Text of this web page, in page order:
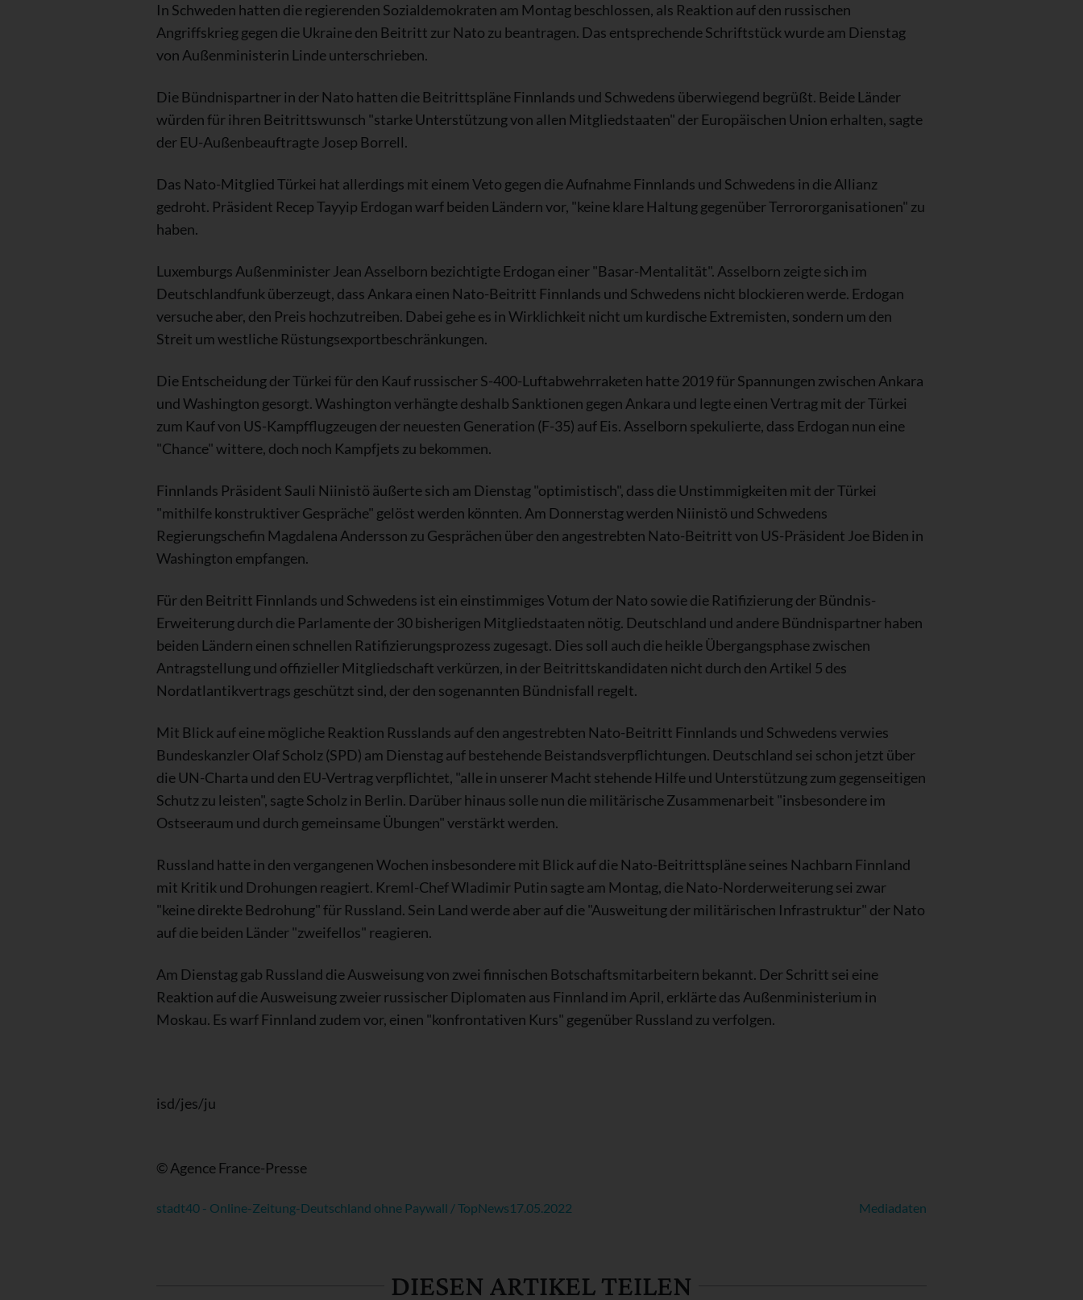
In Schweden hatten die regierenden Sozialdemokraten am Montag beschlossen, als Reaktion auf den russischen
Angriffskrieg gegen die Ukraine den Beitritt zur Nato zu beantragen. Das entsprechende Schriftstück wurde am Dienstag
von Außenministerin Linde unterschrieben.
Die Bündnispartner in der Nato hatten die Beitrittspläne Finnlands und Schwedens überwiegend begrüßt. Beide Länder
würden für ihren Beitrittswunsch "starke Unterstützung von allen Mitgliedstaaten" der Europäischen Union erhalten, sagte
der EU-Außenbeauftragte Josep Borrell.
Das Nato-Mitglied Türkei hat allerdings mit einem Veto gegen die Aufnahme Finnlands und Schwedens in die Allianz
gedroht. Präsident Recep Tayyip Erdogan warf beiden Ländern vor, "keine klare Haltung gegenüber Terrororganisationen" zu
haben.
Luxemburgs Außenminister Jean Asselborn bezichtigte Erdogan einer "Basar-Mentalität". Asselborn zeigte sich im
Deutschlandfunk überzeugt, dass Ankara einen Nato-Beitritt Finnlands und Schwedens nicht blockieren werde. Erdogan
versuche aber, den Preis hochzutreiben. Dabei gehe es in Wirklichkeit nicht um kurdische Extremisten, sondern um den
Streit um westliche Rüstungsexportbeschränkungen.
Die Entscheidung der Türkei für den Kauf russischer S-400-Luftabwehrraketen hatte 2019 für Spannungen zwischen Ankara
und Washington gesorgt. Washington verhängte deshalb Sanktionen gegen Ankara und legte einen Vertrag mit der Türkei
zum Kauf von US-Kampfflugzeugen der neuesten Generation (F-35) auf Eis. Asselborn spekulierte, dass Erdogan nun eine
"Chance" wittere, doch noch Kampfjets zu bekommen.
Finnlands Präsident Sauli Niinistö äußerte sich am Dienstag "optimistisch", dass die Unstimmigkeiten mit der Türkei
"mithilfe konstruktiver Gespräche" gelöst werden könnten. Am Donnerstag werden Niinistö und Schwedens
Regierungschefin Magdalena Andersson zu Gesprächen über den angestrebten Nato-Beitritt von US-Präsident Joe Biden in
Washington empfangen.
Für den Beitritt Finnlands und Schwedens ist ein einstimmiges Votum der Nato sowie die Ratifizierung der Bündnis-
Erweiterung durch die Parlamente der 30 bisherigen Mitgliedstaaten nötig. Deutschland und andere Bündnispartner haben
beiden Ländern einen schnellen Ratifizierungsprozess zugesagt. Dies soll auch die heikle Übergangsphase zwischen
Antragstellung und offizieller Mitgliedschaft verkürzen, in der Beitrittskandidaten nicht durch den Artikel 5 des
Nordatlantikvertrags geschützt sind, der den sogenannten Bündnisfall regelt.
Mit Blick auf eine mögliche Reaktion Russlands auf den angestrebten Nato-Beitritt Finnlands und Schwedens verwies
Bundeskanzler Olaf Scholz (SPD) am Dienstag auf bestehende Beistandsverpflichtungen. Deutschland sei schon jetzt über
die UN-Charta und den EU-Vertrag verpflichtet, "alle in unserer Macht stehende Hilfe und Unterstützung zum gegenseitigen
Schutz zu leisten", sagte Scholz in Berlin. Darüber hinaus solle nun die militärische Zusammenarbeit "insbesondere im
Ostseeraum und durch gemeinsame Übungen" verstärkt werden.
Russland hatte in den vergangenen Wochen insbesondere mit Blick auf die Nato-Beitrittspläne seines Nachbarn Finnland
mit Kritik und Drohungen reagiert. Kreml-Chef Wladimir Putin sagte am Montag, die Nato-Norderweiterung sei zwar
"keine direkte Bedrohung" für Russland. Sein Land werde aber auf die "Ausweitung der militärischen Infrastruktur" der Nato
auf die beiden Länder "zweifellos" reagieren.
Am Dienstag gab Russland die Ausweisung von zwei finnischen Botschaftsmitarbeitern bekannt. Der Schritt sei eine
Reaktion auf die Ausweisung zweier russischer Diplomaten aus Finnland im April, erklärte das Außenministerium in
Moskau. Es warf Finnland zudem vor, einen "konfrontativen Kurs" gegenüber Russland zu verfolgen.
isd/jes/ju
© Agence France-Presse
stadt40 - Online-Zeitung-Deutschland ohne Paywall / TopNews17.05.2022 Mediadaten
DIESEN ARTIKEL TEILEN